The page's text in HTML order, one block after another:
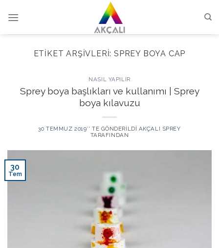
ETIKET ARŞIVLERI:SPREY BOYA CAP
NASIL YAPILIR
Sprey boya başlıkları ve kullanımı | Sprey
boya kılavuzu
30 TEMMUZ 2019’' TE GÖNDERILDI AKÇALI SPREY
TARAFINDAN
30
Tem